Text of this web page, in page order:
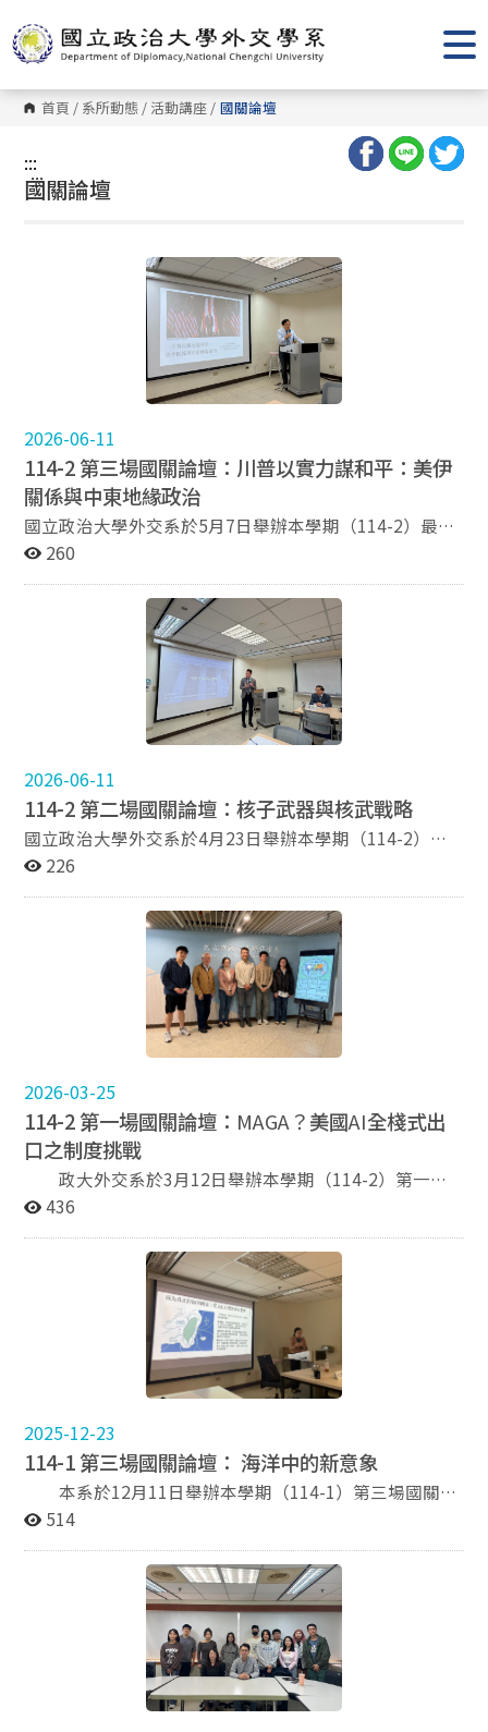
到
主
要
內
容
區 首頁 / 系所動態 / 活動講座 / 國關論壇
:::
:::
國關論壇
2026-06-11
114-2 第三場國關論壇：川普以實力謀和平：美伊
關係與中東地緣政治
國立政治大學外交系於5月7日舉辦本學期（114-2）最後
一場國關論壇，邀請外交系崔進揆副教授以「川普以實力
講座由本系李登科教授主持，李教授於開場時指出，中東
地區的地緣政治變遷對當前全球安全局勢具有深遠影響，
藉由進一步剖析川普政府的中東戰略邏輯，對理解當前國
際現況至關重要。 演講正式開始後，崔教授首先指出以哈
加薩戰爭、伊朗核問題，以及阿拉伯國家與以色列關係正
常化，為川普政府當前中東政策的三大核心議題。崔教授
特別提到，川普在第一任期推動《亞伯拉罕協議》
色列，被視為其在中東政策上的重要成就，而持續推動更
多阿拉伯國家與以色列建交，也可能成為其追求國際政治
聲望的重要目標。 在外交理念方面，崔教授認為川普的中
東政策仍以現實主義（Realism）為核心，並延續其「美
普以「有原則的現實主義」（Principled Realism）作為
政策基礎；第二任期則進一步發展為「彈性的現實主義」
（Flexible Realism），強調國家利益優先於意識形態考
量。其代表性概念即為「以實力謀和平」（Peace
Through Strength），意指若要維持和平，必須先具備足
夠的軍事與經濟實力作為後盾。崔教授進一步追溯「以實
力謀和平」的思想淵源，指出其可見於現實主義傳統中的
《伯羅奔尼撒戰爭史》中的「強者行其所能，弱者受其所
受」更常被視為現實主義權力政治的經典表述。 談及川普
政府的伊朗政策時，崔教授指出，其主要建立在兩項工具
之上：軍事上的「強制外交」（Coercive Diplomacy）與
經濟上的「極限施壓」（Maximum Pressure）。前者透
過展示使用武力的決心與有限度軍事威脅，迫使對手接受
談判條件；後者則透過大規模經濟制裁，削弱對手能力並
迫使其重返談判桌。崔教授表示，相較於第一任期以經濟
制裁為主，川普第二任期更強調軍事威懾與經濟施壓並行
平」的核心原則為「目標明確、速戰速決」。其背後原因
在於美國過去二十多年深陷阿富汗與伊拉克戰爭，不僅付
出龐大的人員傷亡與財政成本，也使中國與俄羅斯得以在
則必須清楚界定政治目標並盡速結束軍事行動，以避免重
蹈長期戰爭的覆轍。 崔教授亦以川普任內多項軍事行動為
例，說明其如何實踐「以實力謀和平」理念，包括針對葉
門胡塞組織的軍事打擊、對伊朗核設施的空襲，以及後續
對伊朗與其他地區安全威脅的軍事行動等。這些案例皆顯
示川普政府傾向以有限度但高強度的軍事手段達成特定政
治目標。然而，崔教授也指出，若從學術角度觀察，川普
的部分強制外交案例並未完全成功，因為最終仍演變為實
際軍事衝突。這也顯示，當被施壓的一方認為相關議題涉
及政權存續與核心利益時，其讓步空間往往有限，進而降
低強制外交的成效。 在經濟層面上，崔教授說明川普政府
持續透過「極限施壓」政策對伊朗施加制裁。除了伊朗政
260
2026-06-11
114-2 第二場國關論壇：核子武器與核武戰略
國立政治大學外交系於4月23日舉辦本學期（114-2）第
二場次國關論壇，邀請本系李登科教授，以「核子武器與
展、擴散風險、核武戰略選擇，以及國家追求核武的動
者李登科教授。李教授隨後以美國與以色列針對伊朗核設
施的空中攻擊行動為引，探討核武議題的重要性。李教授
首先回顧二戰時期的「曼哈頓計畫」，並說明美軍於
1945年對廣島與長崎投下原子彈的歷史脈絡，以及隨後
氫彈的研發與威力的升級。 隨後，李教授深入剖析核武戰
互保證毀滅（MAD）、最低嚇阻與延伸嚇阻等戰略選擇。
講者強調，核武戰略並非單純的數量比拼，而是依據「使
用先後」（先發制人 vs. 第二擊）以及「攻擊目標」（攻
擊城市 vs. 攻擊武力）等不同指標，形成複雜的國際權力
平衡。李教授特別指出，美國透過延伸嚇阻戰略協防盟
邦，同時也面臨「為了保護盟友是否值得冒險」的爭辯。
在國家追求核武動機方面，李教授指出，除了自衛嚇阻
外，追求國家尊嚴、協助盟友安全以及作為外交工具亦是
關鍵考量。李教授以北韓、南非，以及曾經擁有技術能力
但最終放棄製造的臺灣為例，說明不同國家在面對國際壓
力與國家安全需求時的策略抉擇。 最後，李登科教授說明
「核武擴散」的國際政治意涵。儘管國際社會致力於透過
NPT（核不擴散條約）等機制防止核武擴散，但對於「擁
險？」這一學術界的爭論，李教授認為仍有討論空間，且
值得大家思考。 李教授在美國攻讀博士學位時，國防與戰
略研究是其研究重點，尤其是核武戰略。此次外交系能有
機會邀請到李教授針對「核子武器與核武戰略」在系上的
「國關論壇」做專題演講，的確十分難得，也讓與會師生
獲益良多。
226
2026-03-25
114-2 第一場國關論壇： MAGA？美國AI全棧式出
口之制度挑戰
政大外交系於3月12日舉辦本學期（114-2）第一場
國關論壇，邀請本系博士生王彥章先生以「MAGA？美國
系陳貞如教授開場致詞，教授指出人工智慧技術正快速改
變國際政治與經濟結構，並強調理解AI與國家安全、產業
競爭之間的關聯，對當前國際關係研究的重要性。在開場
致詞之後，講者從AI基礎概念出發，接著逐步探討美國當
前的AI出口政策。 講者首先說明人工智慧的運作原
理，指出AI的特性在於其透過大量資料訓練模型，並透過
回饋機制不斷調校權重，而資料品質與數量是影響AI效能
者亦區分自動化與智慧化的不同，並進一步介紹分析式、
生成式、代理式等AI應用類型，說明其在日常生活與產業
發展中的多元角色。 在國家層次上，講者提出「主
權AI」與「AI主權」兩項概念，前者著重國家在AI領域的
料與技術的控制權與監管權。講者指出，隨著AI成為關鍵
戰略資源，各國皆面臨如何在科技依賴與自主發展之間取
得平衡的挑戰。 在美國AI政策方面，講者分析道美
國透過AI倡議法與AI行動計畫，致力於維持全球領先地
位，並同時採取「限制出口」與「促進出口」兩種策略。
一方面限制先進技術流向敏感國家，另一方面則積極推動
AI技術輸出，試圖建立以美國為核心的技術生態系。
436
2025-12-23
114-1 第三場國關論壇： 海洋中的新意象
本系於12月11日舉辦本學期（114-1）第三場國關論
壇，邀請本系陳貞如教授以「海洋中的新意象」為題進行
以文化角度切入我們對於海洋的認知理解，再談及國際上
關於海洋新興議題的規範，帶領與會學生重新思考海洋在
歷史、生活經驗與國家發展戰略中的多重角色。 陳
教授首先以一項海洋文化實踐為例，介紹一場從臺南安平
出發，駕駛無動力船舶航行至澎湖東吉島、再返回本島的
航程。此活動號召並非具備航海專業背景的學者與參與
者，透過實際航行體驗，重構東吉島與安平之間在1990
514